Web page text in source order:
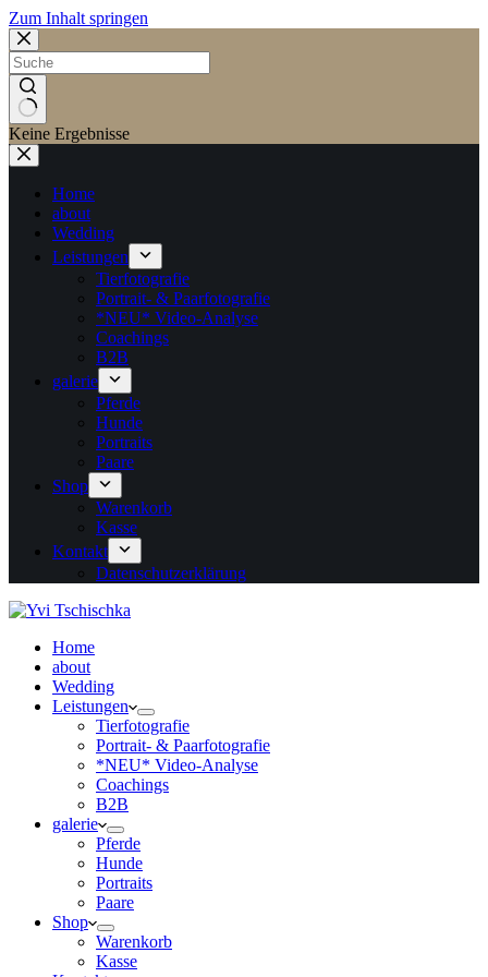
Zum Inhalt springen
Keine Ergebnisse
Home
about
Wedding
Leistungen
Tierfotografie
Portrait- & Paarfotografie
*NEU* Video-Analyse
Coachings
B2B
galerie
Pferde
Hunde
Portraits
Paare
Shop
Warenkorb
Kasse
Kontakt
Datenschutzerklärung
Home
about
Wedding
Leistungen
Tierfotografie
Portrait- & Paarfotografie
*NEU* Video-Analyse
Coachings
B2B
galerie
Pferde
Hunde
Portraits
Paare
Shop
Warenkorb
Kasse